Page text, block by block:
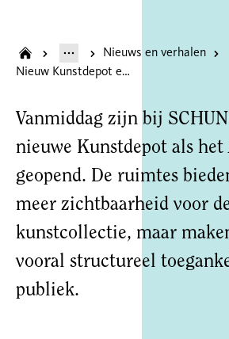
Nieuws en verhalen
Nieuw Kunstdepot en Atrium feestelijk geopend
Vanmiddag zijn bij
nieuwe Kunstdepot als
geopend. De ruimtes
meer zichtbaarheid voor
kunstcollectie, maar
vooral structureel
publiek.